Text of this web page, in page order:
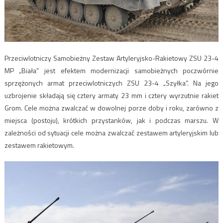
Przeciwlotniczy Samobieżny Zestaw Artyleryjsko-Rakietowy ZSU 23-4
MP „Biała” jest efektem modernizacji samobieżnych poczwórnie
sprzężonych armat przeciwlotniczych ZSU 23-4 „Szyłka”. Na jego
uzbrojenie składają się cztery armaty 23 mm i cztery wyrzutnie rakiet
Grom. Cele można zwalczać w dowolnej porze doby i roku, zarówno z
miejsca (postoju), krótkich przystanków, jak i podczas marszu. W
zależności od sytuacji cele można zwalczać zestawem artyleryjskim lub
zestawem rakietowym.